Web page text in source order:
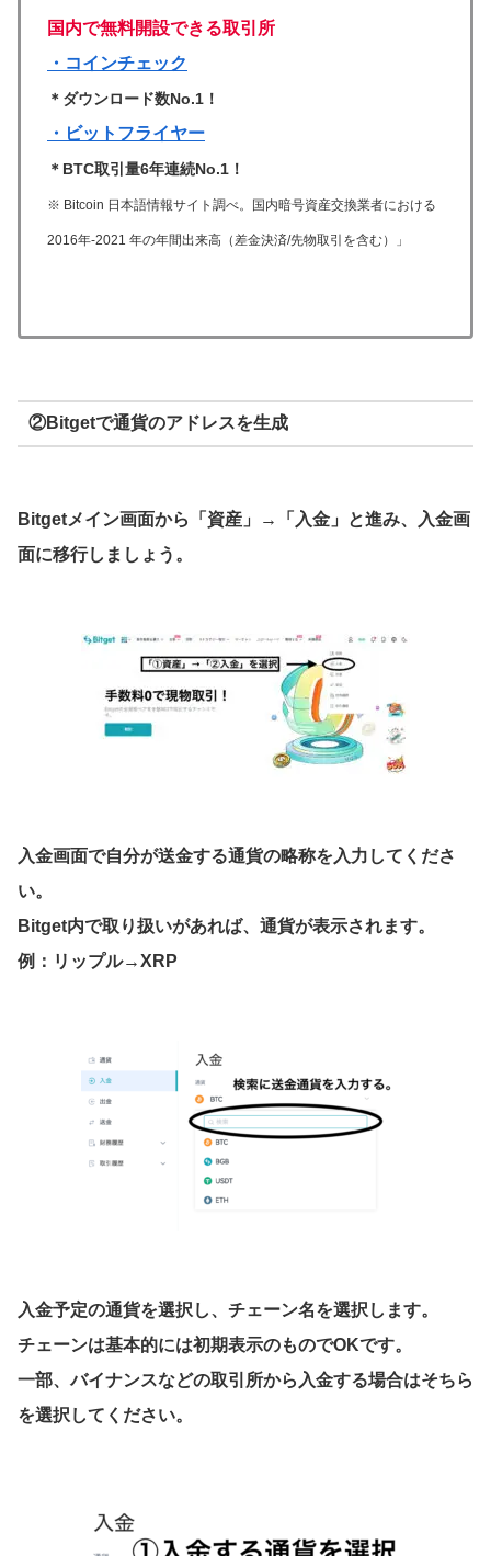
国内で無料開設できる取引所
・コインチェック
＊ダウンロード数No.1！
・ビットフライヤー
＊BTC取引量6年連続No.1！
※ Bitcoin 日本語情報サイト調べ。国内暗号資産交換業者における
2016年-2021 年の年間出来高（差金決済/先物取引を含む）」
②Bitgetで通貨のアドレスを生成
Bitgetメイン画面から「資産」→「入金」と進み、入金画
面に移行しましょう。
入金画面で自分が送金する通貨の略称を入力してくださ
い。
Bitget内で取り扱いがあれば、通貨が表示されます。
例：リップル→XRP
入金予定の通貨を選択し、チェーン名を選択します。
チェーンは基本的には初期表示のものでOKです。
一部、バイナンスなどの取引所から入金する場合はそちら
を選択してください。